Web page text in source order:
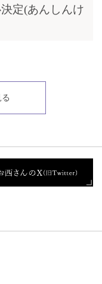
定(あんしんけ